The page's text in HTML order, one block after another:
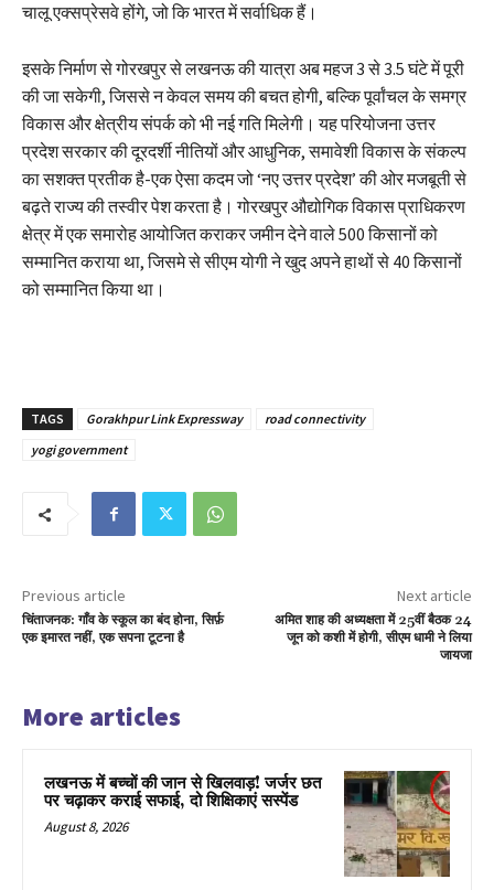
चालू एक्सप्रेसवे होंगे, जो कि भारत में सर्वाधिक हैं।
इसके निर्माण से गोरखपुर से लखनऊ की यात्रा अब महज 3 से 3.5 घंटे में पूरी
की जा सकेगी, जिससे न केवल समय की बचत होगी, बल्कि पूर्वांचल के समग्र
विकास और क्षेत्रीय संपर्क को भी नई गति मिलेगी। यह परियोजना उत्तर
प्रदेश सरकार की दूरदर्शी नीतियों और आधुनिक, समावेशी विकास के संकल्प
का सशक्त प्रतीक है-एक ऐसा कदम जो ‘नए उत्तर प्रदेश’ की ओर मजबूती से
बढ़ते राज्य की तस्वीर पेश करता है। गोरखपुर औद्योगिक विकास प्राधिकरण
क्षेत्र में एक समारोह आयोजित कराकर जमीन देने वाले 500 किसानों को
सम्मानित कराया था, जिसमे से सीएम योगी ने खुद अपने हाथों से 40 किसानों
को सम्मानित किया था।
TAGS Gorakhpur Link Expressway
road connectivity
yogi government
Previous article
चिंताजनक: गाँव के स्कूल का बंद होना, सिर्फ़
एक इमारत नहीं, एक सपना टूटना है
Next article
अमित शाह की अध्यक्षता में 25वीं बैठक 24
जून को कशी में होगी, सीएम धामी ने लिया
जायजा
More articles
लखनऊ में बच्चों की जान से खिलवाड़! जर्जर छत
पर चढ़ाकर कराई सफाई, दो शिक्षिकाएं सस्पेंड
August 8, 2026